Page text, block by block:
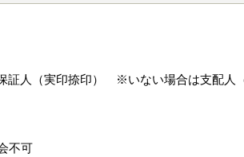
証人（実印捺印） ※いない場合は支配人
不可